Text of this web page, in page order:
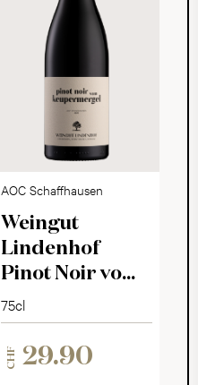
AOC Schaffhausen
Weingut
Lindenhof
Pinot Noir vom
Keupermergel
2022
75cl
CHF 29.90